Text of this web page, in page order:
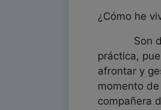
¿Cómo he
Son dos
práctica,
afrontar y
momento
compañera